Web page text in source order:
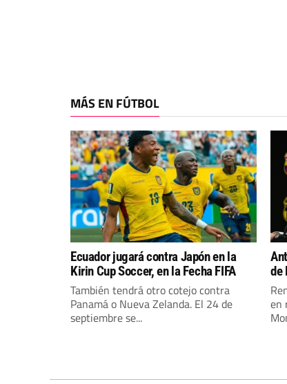
MÁS EN FÚTBOL
Ecuador jugará contra Japón en la
Kirin Cup Soccer, en la Fecha FIFA
También tendrá otro cotejo contra
Panamá o Nueva Zelanda. El 24 de
septiembre se...
de
en